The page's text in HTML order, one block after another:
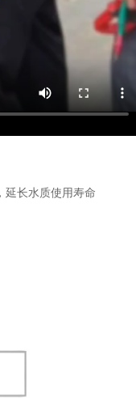
长水质使用寿命